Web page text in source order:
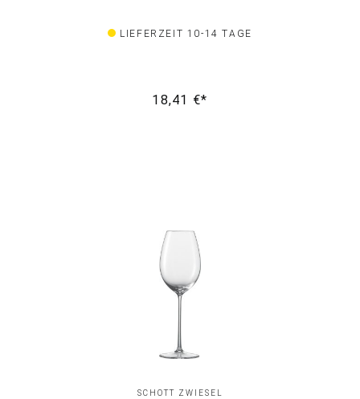
LIEFERZEIT 10-14 TAGE
18,41 €*
SCHOTT ZWIESEL